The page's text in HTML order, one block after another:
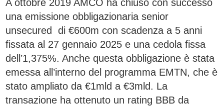
A ottobre 2019 AMCO ha chiuso con successo
una emissione obbligazionaria senior
unsecured di €600m con scadenza a 5 anni
fissata al 27 gennaio 2025 e una cedola fissa
dell’1,375%. Anche questa obbligazione è stata
emessa all’interno del programma EMTN, che è
stato ampliato da €1mld a €3mld. La
transazione ha ottenuto un rating BBB da